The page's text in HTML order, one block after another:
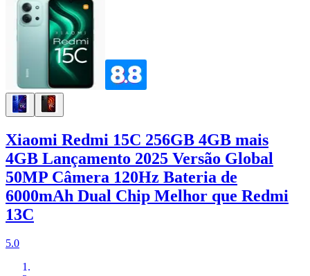
Xiaomi Redmi 15C 256GB 4GB mais
4GB Lançamento 2025 Versão Global
50MP Câmera 120Hz Bateria de
6000mAh Dual Chip Melhor que Redmi
13C
5.0